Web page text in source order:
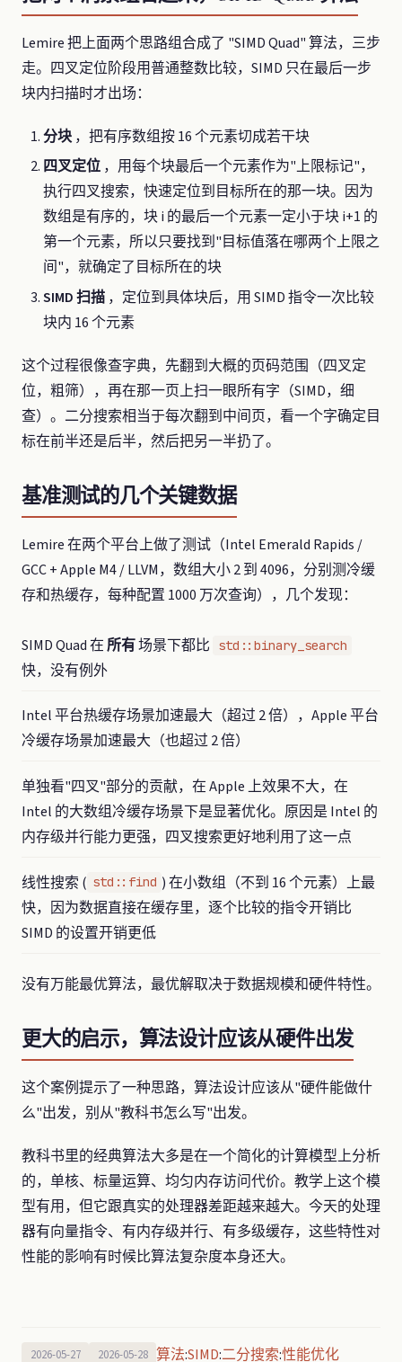
Lemire 把上面两个思路组合成了 "SIMD Quad" 算法，三步
走。四叉定位阶段用普通整数比较，SIMD 只在最后一步
块内扫描时才出场：
分块，把有序数组按 16 个元素切成若干块
四叉定位 ，用每个块最后一个元素作为"上限标记"，
执行四叉搜索，快速定位到目标所在的那一块。因为
数组是有序的，块 i 的最后一个元素一定小于块 i+1 的
第一个元素，所以只要找到"目标值落在哪两个上限之
间"，就确定了目标所在的块
SIMD 扫描 ，定位到具体块后，用 SIMD 指令一次比较
块内 16 个元素
这个过程很像查字典，先翻到大概的页码范围（四叉定
位，粗筛），再在那一页上扫一眼所有字（SIMD，细
查）。二分搜索相当于每次翻到中间页，看一个字确定目
标在前半还是后半，然后把另一半扔了。
基准测试的几个关键数据
Lemire 在两个平台上做了测试（Intel Emerald Rapids /
GCC + Apple M4 / LLVM，数组大小 2 到 4096，分别测冷缓
存和热缓存，每种配置 1000 万次查询），几个发现：
SIMD Quad 在所有场景下都比 std::binary_search
快，没有例外
Intel 平台热缓存场景加速最大（超过 2 倍），Apple 平台
冷缓存场景加速最大（也超过 2 倍）
单独看"四叉"部分的贡献，在 Apple 上效果不大，在
Intel 的大数组冷缓存场景下是显著优化。原因是 Intel 的
内存级并行能力更强，四叉搜索更好地利用了这一点
线性搜索 ( std::find ) 在小数组（不到 16 个元素）上最
快，因为数据直接在缓存里，逐个比较的指令开销比
SIMD 的设置开销更低
没有万能最优算法，最优解取决于数据规模和硬件特性。
更大的启示，算法设计应该从硬件出发
这个案例提示了一种思路，算法设计应该从"硬件能做什
么"出发，别从"教科书怎么写"出发。
教科书里的经典算法大多是在一个简化的计算模型上分析
的，单核、标量运算、均匀内存访问代价。教学上这个模
型有用，但它跟真实的处理器差距越来越大。今天的处理
器有向量指令、有内存级并行、有多级缓存，这些特性对
性能的影响有时候比算法复杂度本身还大。
2026-05-27 2026-05-28 算法:SIMD:二分搜索:性能优化